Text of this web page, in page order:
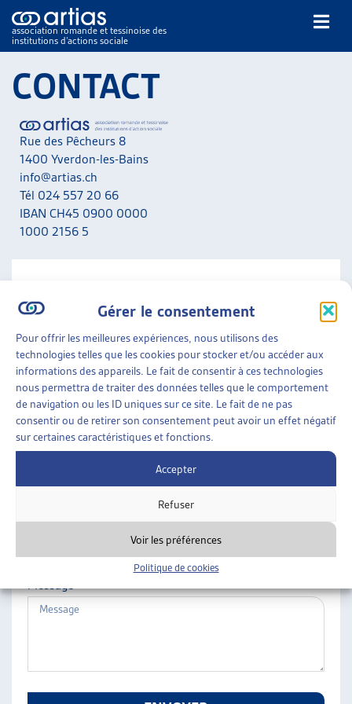
Gérer le consentement
Pour offrir les meilleures expériences, nous utilisons des
technologies telles que les cookies pour stocker et/ou accéder aux
informations des appareils. Le fait de consentir à ces technologies
nous permettra de traiter des données telles que le comportement
de navigation ou les ID uniques sur ce site. Le fait de ne pas
consentir ou de retirer son consentement peut avoir un effet négatif
sur certaines caractéristiques et fonctions.
Accepter
Refuser
Voir les préférences
Politique de cookies
association romande et tessinoise des
institutions d’actions sociale
NOS PUBLICATIONS
ARTICLES
DOSSIERS DU MOIS
THÉMATIQUES
GUIDE SOCIAL ROMAND
AUTRES
ARTIAS
L’ASSOCIATION
PROJETS ET ACTIVITÉS
JOURNÉES D’AUTOMNE
CONTACT
Rue des Pêcheurs 8
1400 Yverdon-les-Bains
info@artias.ch
Tél 024 557 20 66
IBAN CH45 0900 0000
1000 2156 5
A noter que nous ne répondons pas aux messages liés
aux situations personnelles. Adressez-vous en priorité
aux services concernés de votre canton.
Nom